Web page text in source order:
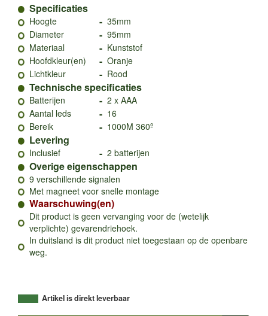
Specificaties
Hoogte - 35mm
Diameter
- 95mm
Materiaal
- Kunststof
Hoofdkleur(en)
- Oranje
Lichtkleur
- Rood
Technische specificaties
Batterijen - 2 x AAA
Aantal leds
- 16
Bereik
- 1000M 360º
Levering
Inclusief - 2 batterijen
Overige eigenschappen
9 verschillende signalen
Met magneet voor snelle montage
Waarschuwing(en)
Dit product is geen vervanging voor de (wetelijk
verplichte) gevarendriehoek.
In duitsland is dit product niet toegestaan op de openbare
weg.
Artikel is direkt leverbaar